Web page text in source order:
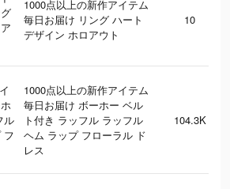
1000点以上の新作アイテム
毎日お届け リング ハート
デザイン ホロアウト
10
ル
フ
1000点以上の新作アイテム
毎日お届け ボーホー ベル
ト付き ラッフル ラッフル
ヘム ラップ フローラル ド
レス
104.3K